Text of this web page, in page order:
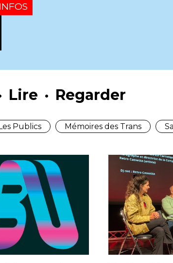
Lire Regarder
Publics Mémoires des Trans